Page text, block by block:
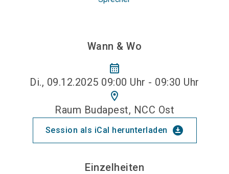
Wann & Wo
calendar_month
Di., 09.12.2025 09:00 Uhr - 09:30 Uhr
location_on
Raum Budapest, NCC Ost
Session als iCal herunterladen download_for_offline
Einzelheiten